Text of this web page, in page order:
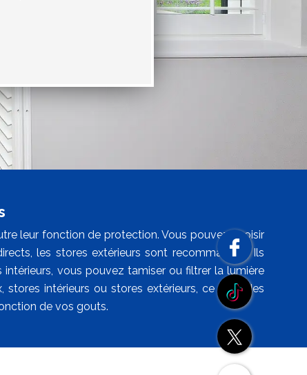
leur fonction de protection. Vous pouvez choisir
les stores extérieurs sont recommandés. Ils
vous pouvez tamiser ou filtrer la lumière
intérieurs ou stores extérieurs, ce sont des
de vos gouts.